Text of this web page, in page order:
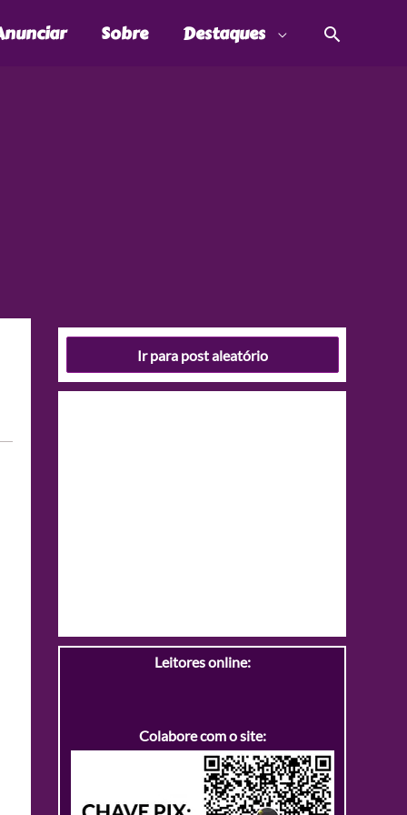
Sobre Destaques
Ir para post aleatório
Leitores online:
Colabore com o site: